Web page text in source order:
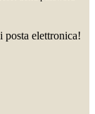
posta elettronica!